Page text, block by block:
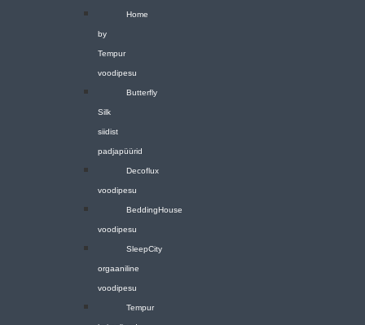
Home
by
Tempur
voodipesu
Butterfly
Silk
siidist
padjapüürid
Decoflux
voodipesu
BeddingHouse
voodipesu
SleepCity
orgaaniline
voodipesu
Tempur